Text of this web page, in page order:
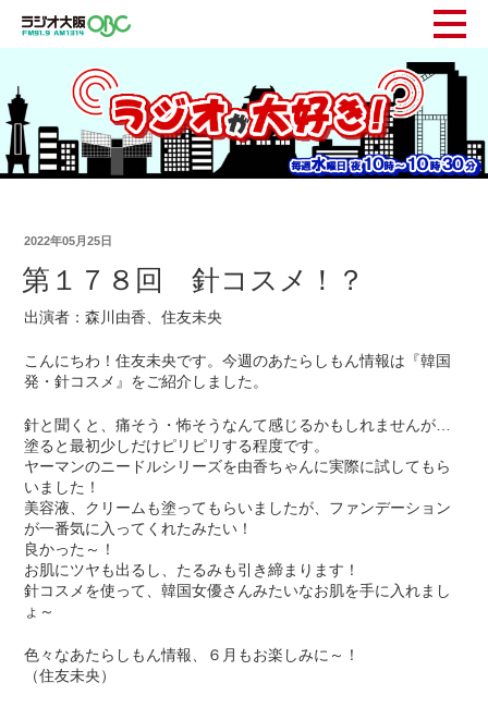
2022年05月25日
第１７８回 針コスメ！？
出演者：森川由香、住友未央
こんにちわ！住友未央です。今週のあたらしもん情報は『韓国
発・針コスメ』をご紹介しました。
針と聞くと、痛そう・怖そうなんて感じるかもしれませんが…
塗ると最初少しだけピリピリする程度です。
ヤーマンのニードルシリーズを由香ちゃんに実際に試してもら
いました！
美容液、クリームも塗ってもらいましたが、ファンデーション
が一番気に入ってくれたみたい！
良かった～！
お肌にツヤも出るし、たるみも引き締まります！
針コスメを使って、韓国女優さんみたいなお肌を手に入れまし
ょ～
色々なあたらしもん情報、６月もお楽しみに～！
（住友未央）